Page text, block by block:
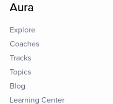
Aura
Explore
Coaches
Tracks
Topics
Blog
Learning Center